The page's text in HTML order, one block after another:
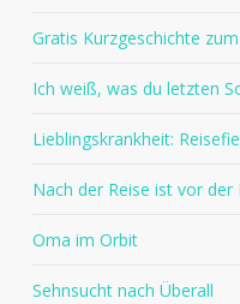
Gratis Kurzgeschichte
Ich weiß, was du letzten
Lieblingskrankheit:
Nach der Reise ist vor der
Oma im Orbit
Sehnsucht nach Überall